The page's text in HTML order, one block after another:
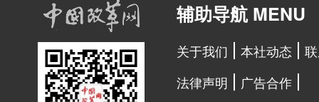
辅助导航 MENU
关于我们 本社动态
法律声明
广告合作